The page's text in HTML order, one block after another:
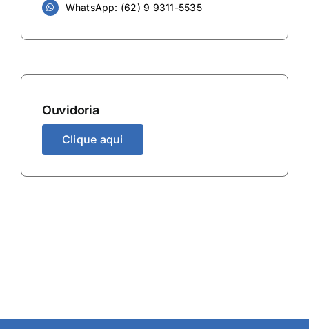
WhatsApp: (62) 9 9311-5535
Ouvidoria
Clique aqui